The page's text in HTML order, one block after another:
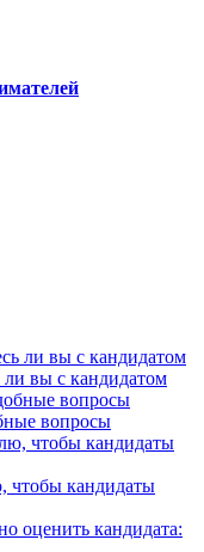
ли вы с кандидатом
вопросы
чтобы кандидаты